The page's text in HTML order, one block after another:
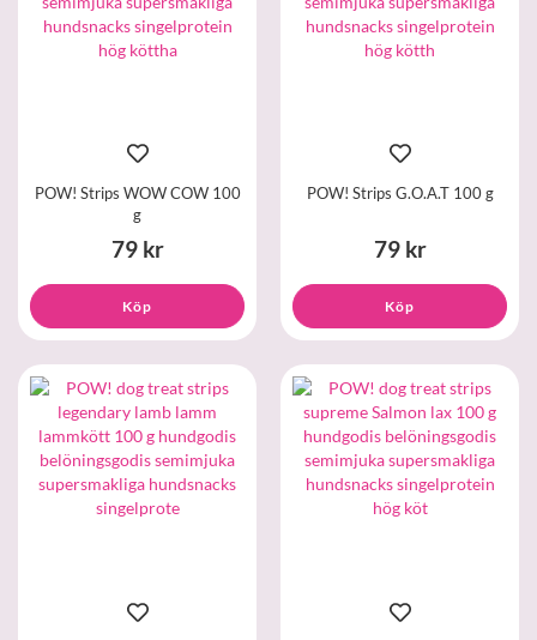
POW! Strips WOW COW 100
g
79 kr
Köp
POW! Strips G.O.A.T 100 g
79 kr
Köp